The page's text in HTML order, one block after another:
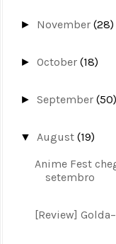
► November(28)
►October(18)
►September(50)
▼ August(19)
Anime Fest
setembro
[Review]